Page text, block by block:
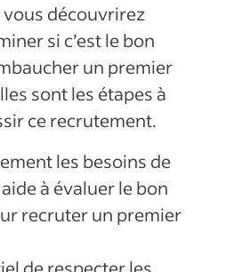
découvrirez
si c’est le bon
un premier
sont les étapes à
ce recrutement.
les besoins de
à évaluer le bon
recruter un premier
de respecter les